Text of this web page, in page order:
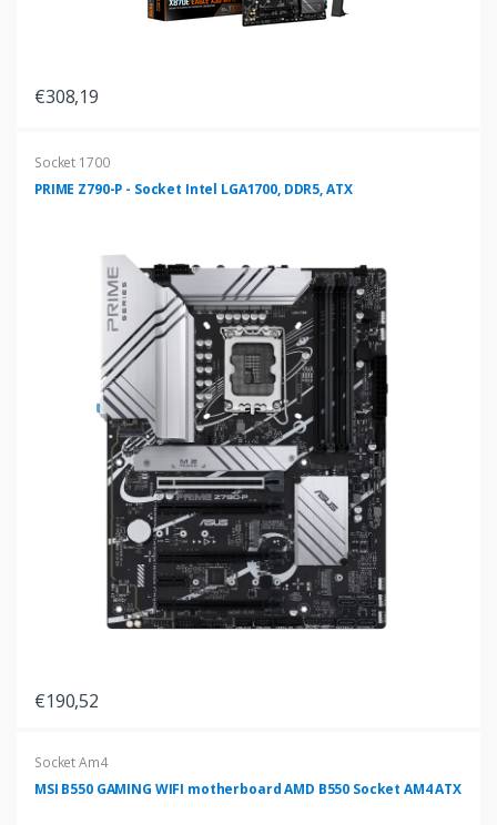
€308,19
Socket 1700
PRIME Z790-P - Socket Intel LGA1700, DDR5, ATX
€190,52
Socket Am4
MSI B550 GAMING WIFI motherboard AMD B550 Socket AM4 ATX